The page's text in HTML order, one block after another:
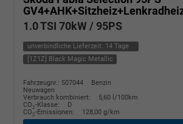
1.0 TSI 70kW / 95PS
unverbindliche Lieferzeit: 14 Tage
[1Z1Z] Black Magic Metallic
Fahrzeugnr.: 507044
Benzin
Neuwagen
Verbrauch kombiniert:
5,60 l/100km
CO2-Klasse:
D
CO2-Emissionen: 128,00 g/km